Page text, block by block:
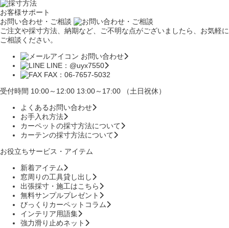
お客様サポート
お問い合わせ・ご相談
ご注文や採寸方法、納期など、ご不明な点がございましたら、お気軽に
ご相談ください。
お問い合わせ
LINE：@uyx7550
FAX：06-7657-5032
受付時間 10:00～12:00 13:00～17:00 （土日祝休）
よくあるお問い合わせ
お手入れ方法
カーペットの採寸方法について
カーテンの採寸方法について
お役立ちサービス・アイテム
新着アイテム
窓周りの工具貸し出し
出張採寸・施工はこちら
無料サンプルプレゼント
びっくりカーペットコラム
インテリア用語集
強力滑り止めネット